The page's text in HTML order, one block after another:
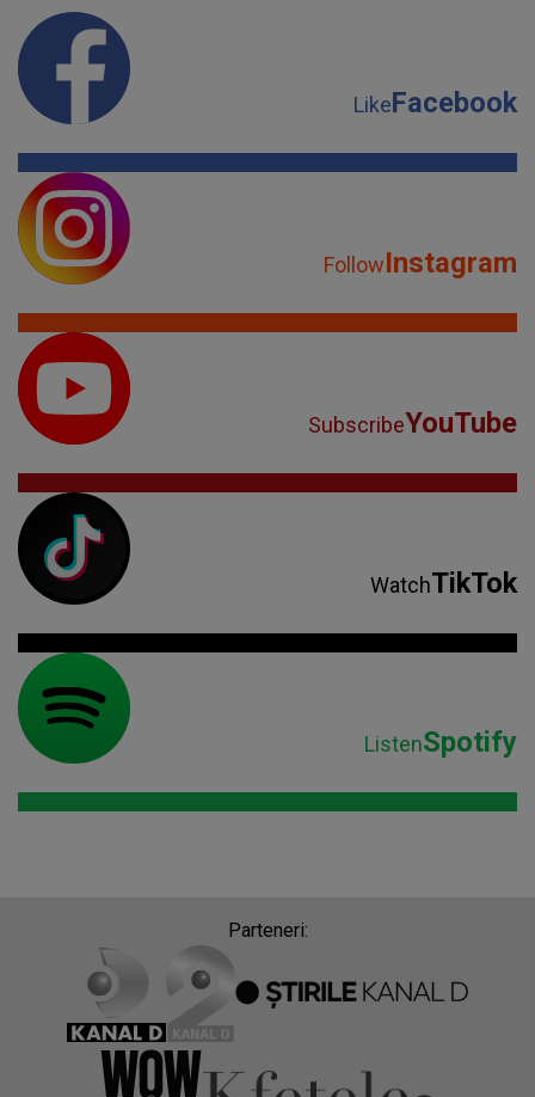
LikeFacebook
FollowInstagram
SubscribeYouTube
WatchTikTok
ListenSpotify
Parteneri: